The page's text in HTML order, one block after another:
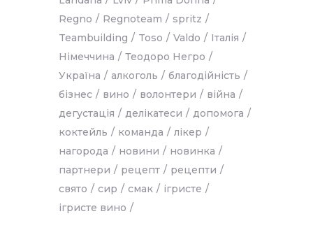
Regno
Regnoteam
spritz
Teambuilding
Toso Valdo
Італія
Німеччина
Теодоро Негро
Україна
алкоголь
благодійність
бізнес
вино волонтери
війна
дегустація
делікатеси
допомога
коктейль
команда
лікер
нагорода
новини
новинка
партнери
рецепт
рецепти
свято
сир смак
ігристе
ігристе вино